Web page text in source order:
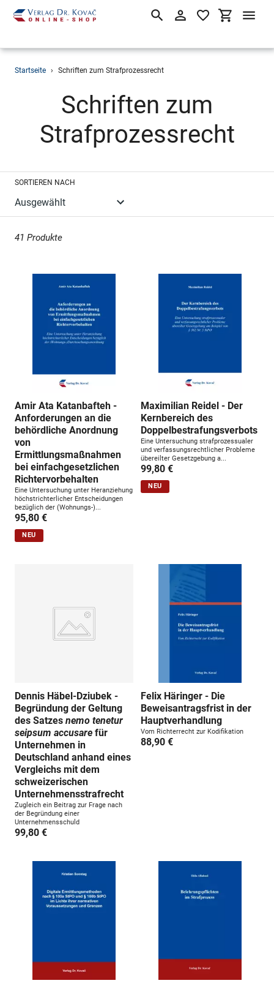
Direkt
SuchenEinloggen
Startseite › Schriften zum Strafprozessrecht
S
a
m
l
n
g
:
Schriften zum
Strafprozessrecht
SORTIEREN NACH
41 Produkte
Amir Ata Katanbafteh -
Anforderungen an die
behördliche Anordnung
von
Ermittlungsmaßnahmen
bei einfachgesetzlichen
Richtervorbehalten
Eine Untersuchung unter Heranziehung
höchstrichterlicher Entscheidungen
bezüglich der (Wohnungs-)...
95,80 €
NEU
Maximilian Reidel - Der
Kernbereich des
Doppelbestrafungsverbots
Eine Untersuchung strafprozessualer
und verfassungsrechtlicher Probleme
übereilter Gesetzgebung a...
99,80 €
NEU
Dennis Häbel-Dziubek -
Begründung der Geltung
des Satzes nemo tenetur
seipsum accusare für
Unternehmen in
Deutschland anhand eines
Vergleichs mit dem
schweizerischen
Unternehmensstrafrecht
Zugleich ein Beitrag zur Frage nach
der Begründung einer
Unternehmensschuld
99,80 €
Felix Häringer - Die
Beweisantragsfrist in der
Hauptverhandlung
Vom Richterrecht zur Kodifikation
88,90 €